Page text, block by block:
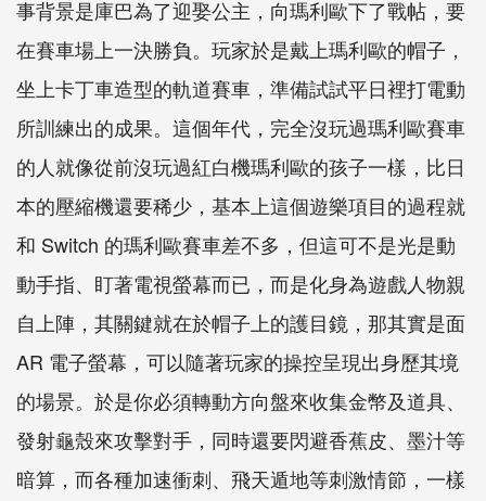
事背景是庫巴為了迎娶公主，向瑪利歐下了戰帖，要
在賽車場上一決勝負。玩家於是戴上瑪利歐的帽子，
坐上卡丁車造型的軌道賽車，準備試試平日裡打電動
所訓練出的成果。這個年代，完全沒玩過瑪利歐賽車
的人就像從前沒玩過紅白機瑪利歐的孩子一樣，比日
本的壓縮機還要稀少，基本上這個遊樂項目的過程就
和 Switch 的瑪利歐賽車差不多，但這可不是光是動
動手指、盯著電視螢幕而已，而是化身為遊戲人物親
自上陣，其關鍵就在於帽子上的護目鏡，那其實是面
AR 電子螢幕，可以隨著玩家的操控呈現出身歷其境
的場景。於是你必須轉動方向盤來收集金幣及道具、
發射龜殼來攻擊對手，同時還要閃避香蕉皮、墨汁等
暗算，而各種加速衝刺、飛天遁地等刺激情節，一樣